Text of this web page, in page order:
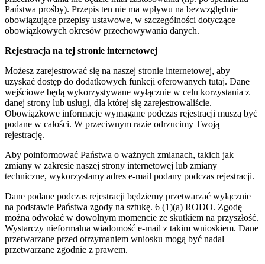
Państwa prośby). Przepis ten nie ma wpływu na bezwzględnie
obowiązujące przepisy ustawowe, w szczególności dotyczące
obowiązkowych okresów przechowywania danych.
Rejestracja na tej stronie internetowej
Możesz zarejestrować się na naszej stronie internetowej, aby
uzyskać dostęp do dodatkowych funkcji oferowanych tutaj. Dane
wejściowe będą wykorzystywane wyłącznie w celu korzystania z
danej strony lub usługi, dla której się zarejestrowaliście.
Obowiązkowe informacje wymagane podczas rejestracji muszą być
podane w całości. W przeciwnym razie odrzucimy Twoją
rejestrację.
Aby poinformować Państwa o ważnych zmianach, takich jak
zmiany w zakresie naszej strony internetowej lub zmiany
techniczne, wykorzystamy adres e-mail podany podczas rejestracji.
Dane podane podczas rejestracji będziemy przetwarzać wyłącznie
na podstawie Państwa zgody na sztukę. 6 (1)(a) RODO. Zgodę
można odwołać w dowolnym momencie ze skutkiem na przyszłość.
Wystarczy nieformalna wiadomość e-mail z takim wnioskiem. Dane
przetwarzane przed otrzymaniem wniosku mogą być nadal
przetwarzane zgodnie z prawem.